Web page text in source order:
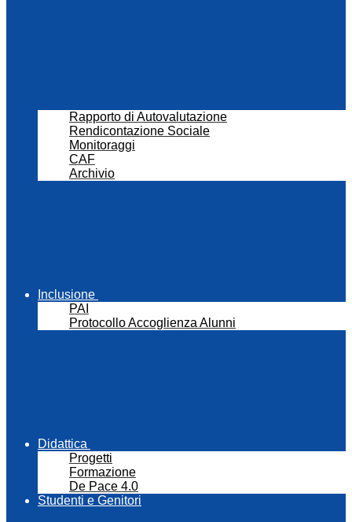
Rapporto di Autovalutazione
Rendicontazione Sociale
Monitoraggi
CAF
Archivio
Inclusione
PAI
Protocollo Accoglienza Alunni
Didattica
Progetti
Formazione
De Pace 4.0
Studenti e Genitori